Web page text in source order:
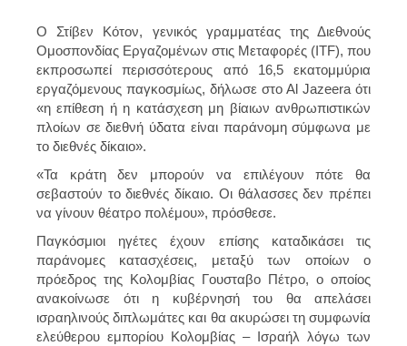
Ο Στίβεν Κότον, γενικός γραμματέας της Διεθνούς
Ομοσπονδίας Εργαζομένων στις Μεταφορές (ITF), που
εκπροσωπεί περισσότερους από 16,5 εκατομμύρια
εργαζόμενους παγκοσμίως, δήλωσε στο Al Jazeera ότι
«η επίθεση ή η κατάσχεση μη βίαιων ανθρωπιστικών
πλοίων σε διεθνή ύδατα είναι παράνομη σύμφωνα με
το διεθνές δίκαιο».
«Τα κράτη δεν μπορούν να επιλέγουν πότε θα
σεβαστούν το διεθνές δίκαιο. Οι θάλασσες δεν πρέπει
να γίνουν θέατρο πολέμου», πρόσθεσε.
Παγκόσμιοι ηγέτες έχουν επίσης καταδικάσει τις
παράνομες κατασχέσεις, μεταξύ των οποίων ο
πρόεδρος της Κολομβίας Γουσταβο Πέτρο, ο οποίος
ανακοίνωσε ότι η κυβέρνησή του θα απελάσει
ισραηλινούς διπλωμάτες και θα ακυρώσει τη συμφωνία
ελεύθερου εμπορίου Κολομβίας – Ισραήλ λόγω των